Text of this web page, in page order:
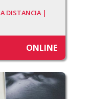
A DISTANCIA |
ONLINE